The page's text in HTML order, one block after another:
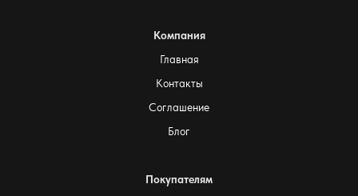
Компания
Главная
Контакты
Соглашение
Блог
Покупателям